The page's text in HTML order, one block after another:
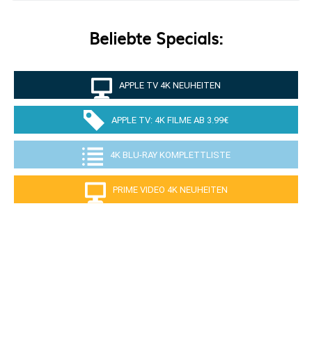
Beliebte Specials:
APPLE TV 4K NEUHEITEN
APPLE TV: 4K FILME AB 3.99€
4K BLU-RAY KOMPLETTLISTE
PRIME VIDEO 4K NEUHEITEN